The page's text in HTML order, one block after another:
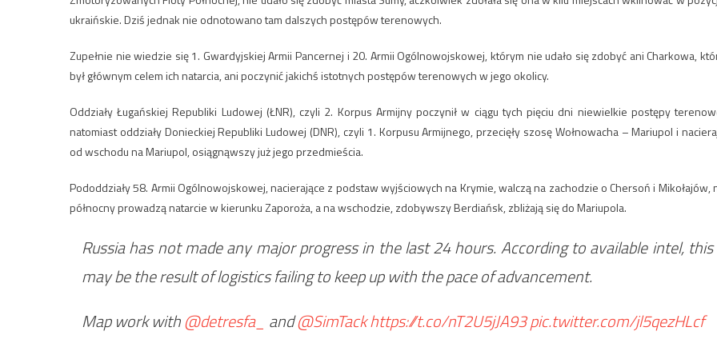
ukraińskie. Dziś jednak nie odnotowano tam dalszych postępów terenowych.
Zupełnie nie wiedzie się 1. Gwardyjskiej Armii Pancernej i 20. Armii Ogólnowojskowej, którym nie udało się zdobyć ani Charkowa,
był głównym celem ich natarcia, ani poczynić jakichś istotnych postępów terenowych w jego okolicy.
Oddziały Ługańskiej Republiki Ludowej (ŁNR), czyli 2. Korpus Armijny poczynił w ciągu tych pięciu dni niewielkie postępy
natomiast oddziały Donieckiej Republiki Ludowej (DNR), czyli 1. Korpusu Armijnego, przecięły szosę Wołnowacha – Mariupol i
od wschodu na Mariupol, osiągnąwszy już jego przedmieścia.
Pododdziały 58. Armii Ogólnowojskowej, nacierające z podstaw wyjściowych na Krymie, walczą na zachodzie o Chersoń i Mikołajów,
północny prowadzą natarcie w kierunku Zaporoża, a na wschodzie, zdobywszy Berdiańsk, zbliżają się do Mariupola.
Russia has not made any major progress in the last 24 hours. According to available intel, this
may be the result of logistics failing to keep up with the pace of advancement.
Map work with@detresfa_ and@SimTackhttps://t.co/nT2U5jJA93pic.twitter.com/jl5qezHLcf